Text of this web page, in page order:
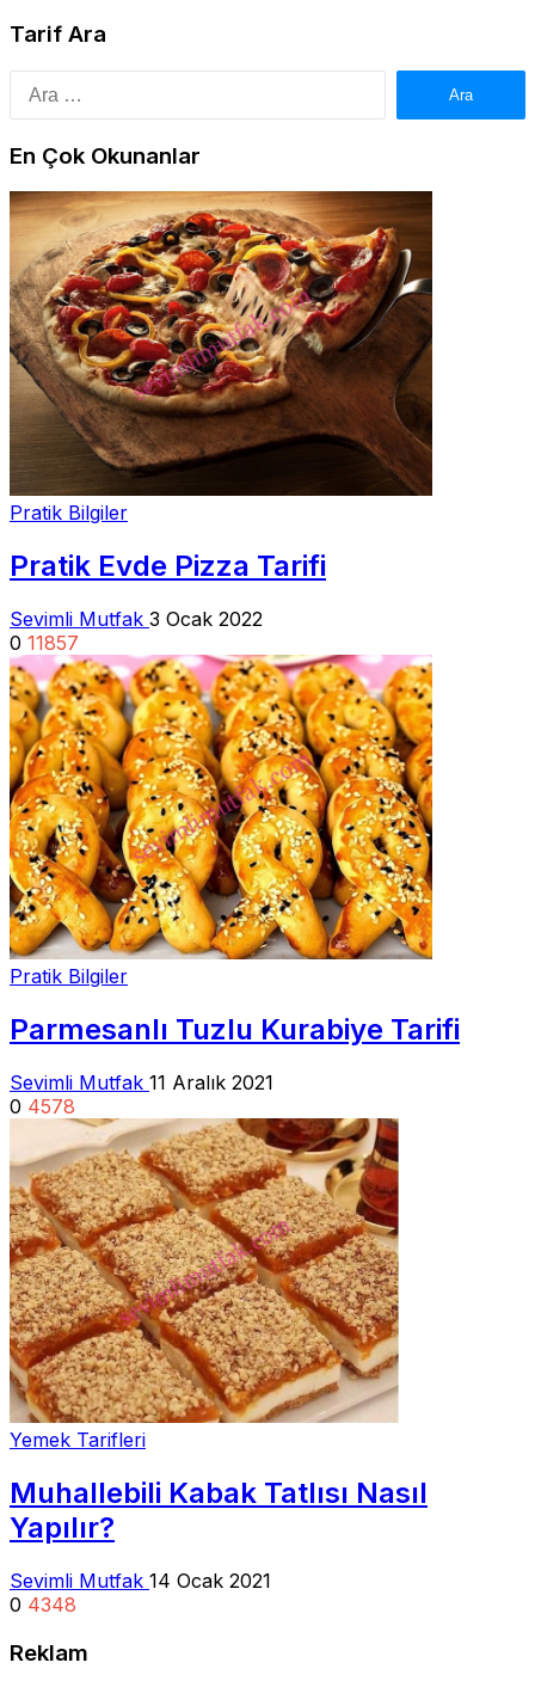
Tarif Ara
En Çok Okunanlar
Pratik Bilgiler
Pratik Evde Pizza Tarifi
Sevimli Mutfak 3 Ocak 2022
0 11857
Pratik Bilgiler
Parmesanlı Tuzlu Kurabiye Tarifi
Sevimli Mutfak 11 Aralık 2021
0 4578
Yemek Tarifleri
Muhallebili Kabak Tatlısı Nasıl
Yapılır?
Sevimli Mutfak 14 Ocak 2021
0 4348
Reklam